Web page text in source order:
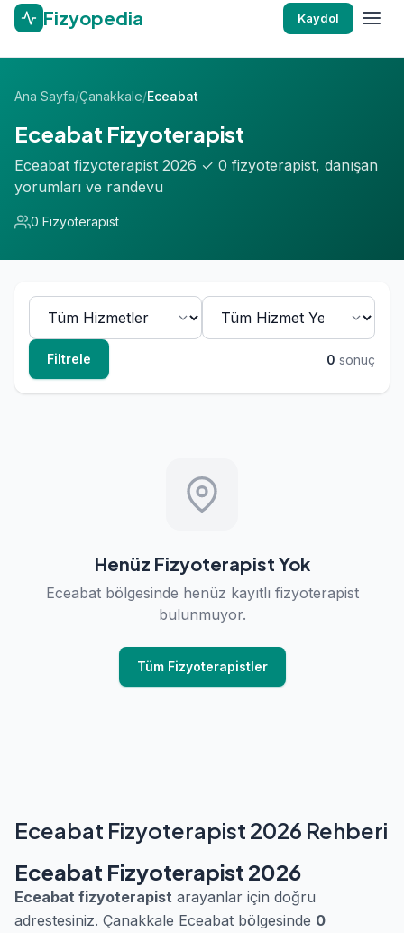
Fizyopedia Kaydol
Ana Sayfa/Çanakkale/Eceabat
Eceabat Fizyoterapist
Eceabat fizyoterapist 2026 ✓ 0 fizyoterapist, danışan
yorumları ve randevu
0 Fizyoterapist
Filtrele 0 sonuç
Henüz Fizyoterapist Yok
Eceabat bölgesinde henüz kayıtlı fizyoterapist
bulunmuyor.
Tüm Fizyoterapistler
Eceabat Fizyoterapist 2026 Rehberi
Eceabat Fizyoterapist 2026
Eceabat fizyoterapist arayanlar için doğru
adrestesiniz. Çanakkale Eceabat bölgesinde 0